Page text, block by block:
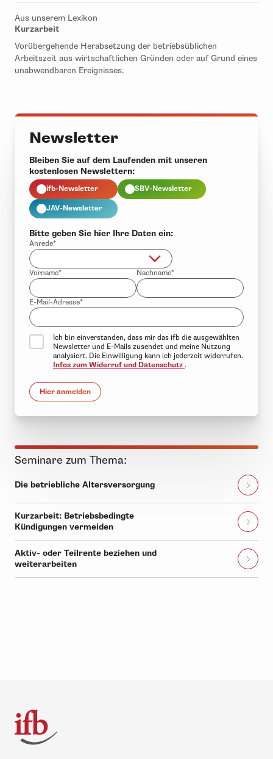
Aus unserem Lexikon
Kurzarbeit
Vorübergehende Herabsetzung der betriebsüblichen
Arbeitszeit aus wirtschaftlichen Gründen oder auf Grund eines
unabwendbaren Ereignisses.
Newsletter
Bleiben Sie auf dem Laufenden mit unseren
kostenlosen Newslettern:
ifb-Newsletter SBV-Newsletter
JAV-Newsletter
Bitte geben Sie hier Ihre Daten ein:
Anrede*
Vorname* Nachname*
E-Mail-Adresse*
Ich bin einverstanden, dass mir das ifb die ausgewählten
Newsletter und E-Mails zusendet und meine Nutzung
analysiert. Die Einwilligung kann ich jederzeit widerrufen.
Infos zum Widerruf und Datenschutz .
Hier anmelden
Seminare zum Thema:
Die betriebliche Altersversorgung
Kurzarbeit: Betriebsbedingte
Kündigungen vermeiden
Aktiv- oder Teilrente beziehen und
weiterarbeiten